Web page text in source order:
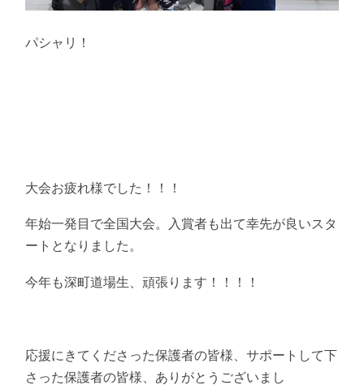
パシャリ！
大会お疲れ様でした！！！
年始一発目で全国大会。入賞者も出て幸先が良いスタ
ートとなりました。
今年も深町道場生、頑張ります！！！！
応援にきてくださった保護者の皆様、サポートして下
さった保護者の皆様、ありがとうございまし